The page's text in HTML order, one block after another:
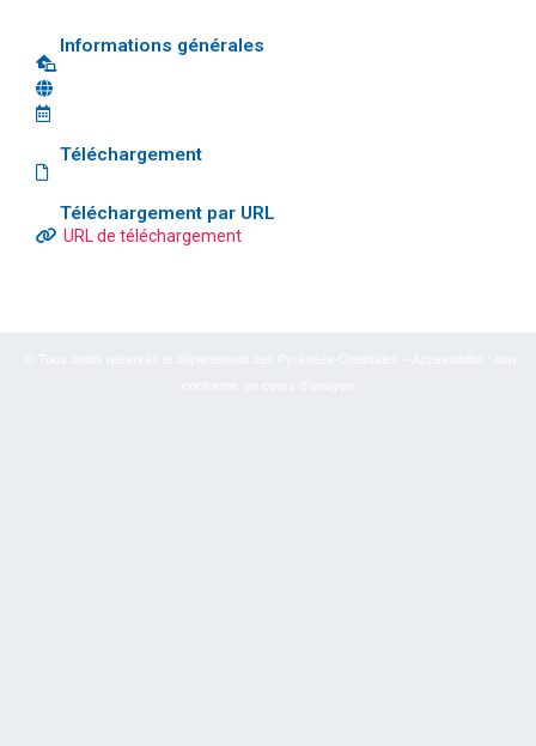
Informations générales
Téléchargement
Téléchargement par URL
URL de téléchargement